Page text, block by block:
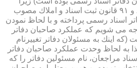
همان قانونگذار در مواد ۸۱ و ۹۱ قانون ثبت اسناد و املاك مصوب
اسناد رسمی پرداخته و با لحاظ نمودن
متوجه می شویم كه عملكرد صاحبان دفاتر
اینك به مسئولان دفاتر تغییرنام
به لحاظ وحدت عملكرد صاحبان دفاتر
مراجعان، نام مسئولین دفاتر را كه